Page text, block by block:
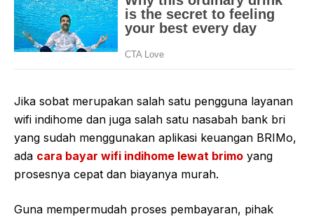
Jika sobat merupakan salah satu pengguna layanan
wifi indihome dan juga salah satu nasabah bank bri
yang sudah menggunakan aplikasi keuangan BRIMo,
ada cara bayar wifi indihome lewat brimo yang
prosesnya cepat dan biayanya murah.
Guna mempermudah proses pembayaran, pihak